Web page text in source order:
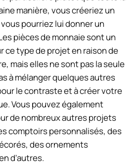
manière, vous créeriez un
pourriez lui donner un
pièces de monnaie sont un
ce type de projet en raison de
mais elles ne sont pas la seule
à mélanger quelques autres
le contraste et à créer votre
Vous pouvez également
de nombreux autres projets
comptoirs personnalisés, des
des ornements
d'autres.